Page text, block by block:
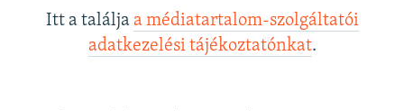
Itt a találja a médiatartalom-szolgáltatói
adatkezelési tájékoztatónkat.